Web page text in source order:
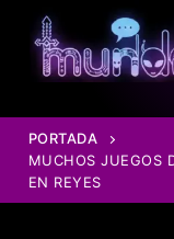
contenido
PORTADA
MUCHOS JUEGOS
EN REYES